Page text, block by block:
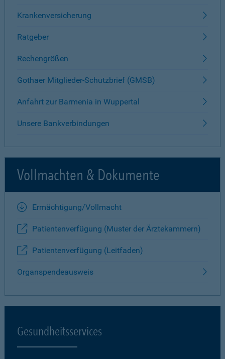
Krankenversicherung
Ratgeber
Rechengrößen
Gothaer Mitglieder-Schutzbrief (GMSB)
Anfahrt zur Barmenia in Wuppertal
Unsere Bankverbindungen
Vollmachten & Dokumente
Ermächtigung/Vollmacht
Patientenverfügung (Muster der Ärztekammern)
Patientenverfügung (Leitfaden)
Organspendeausweis
Gesundheitsservices